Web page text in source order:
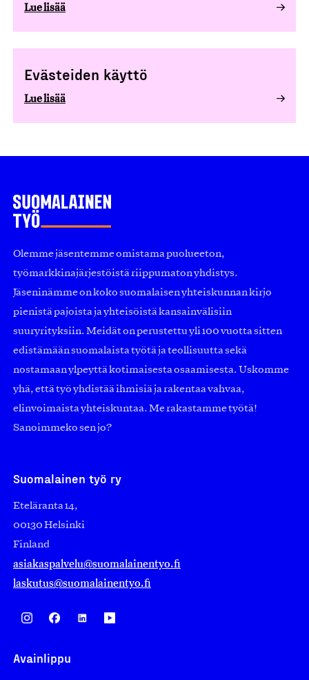
Lue lisää
Evästeiden käyttö
Lue lisää
Olemme jäsentemme omistama puolueeton,
työmarkkinajärjestöistä riippumaton yhdistys.
Jäseninämme on koko suomalaisen yhteiskunnan kirjo
pienistä pajoista ja yhteisöistä kansainvälisiin
suuryrityksiin. Meidät on perustettu yli 100 vuotta sitten
edistämään suomalaista työtä ja teollisuutta sekä
nostamaan ylpeyttä kotimaisesta osaamisesta. Uskomme
yhä, että työ yhdistää ihmisiä ja rakentaa vahvaa,
elinvoimaista yhteiskuntaa. Me rakastamme työtä!
Sanoimmeko sen jo?
Suomalainen työ ry
Eteläranta 14,
00130 Helsinki
Finland
asiakaspalvelu@suomalainentyo.fi
laskutus@suomalainentyo.fi
Avainlippu